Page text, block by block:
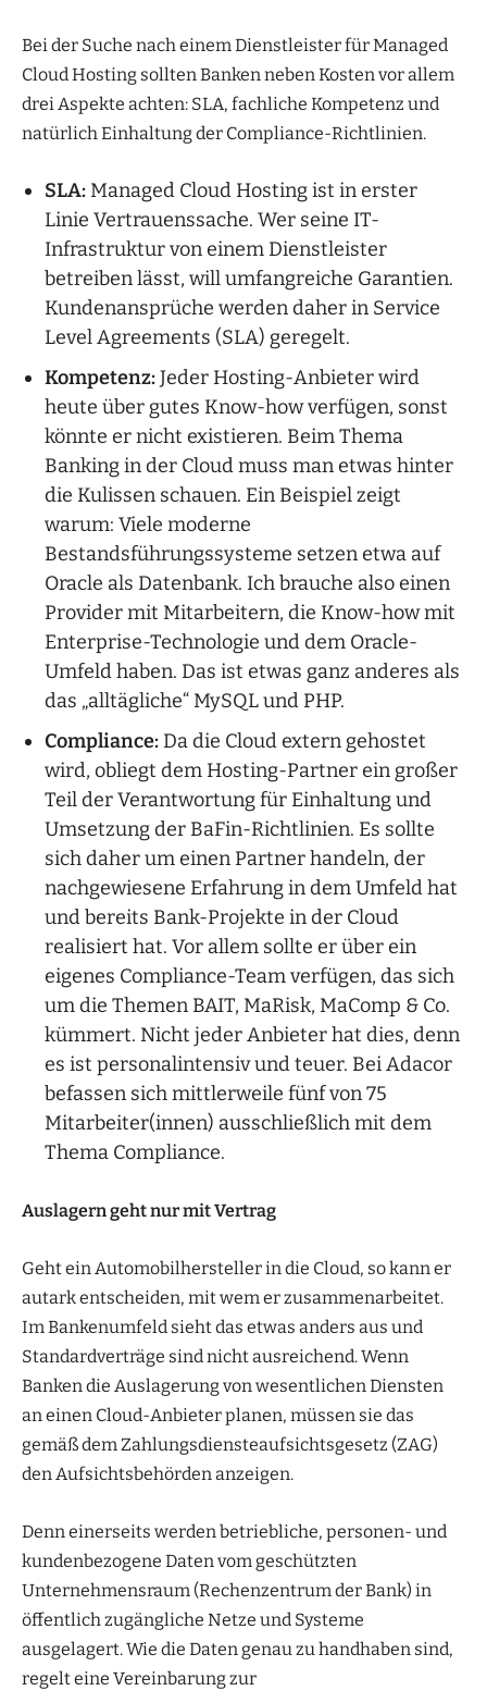
Bei der Suche nach einem Dienstleister für Managed
Cloud Hosting sollten Banken neben Kosten vor allem
drei Aspekte achten: SLA, fachliche Kompetenz und
natürlich Einhaltung der Compliance-Richtlinien.
SLA: Managed Cloud Hosting ist in erster
Linie Vertrauenssache. Wer seine IT-
Infrastruktur von einem Dienstleister
betreiben lässt, will umfangreiche Garantien.
Kundenansprüche werden daher in Service
Level Agreements (SLA) geregelt.
Kompetenz:Jeder Hosting-Anbieter wird
heute über gutes Know-how verfügen, sonst
könnte er nicht existieren. Beim Thema
Banking in der Cloud muss man etwas hinter
die Kulissen schauen. Ein Beispiel zeigt
warum: Viele moderne
Bestandsführungssysteme setzen etwa auf
Oracle als Datenbank. Ich brauche also einen
Provider mit Mitarbeitern, die Know-how mit
Enterprise-Technologie und dem Oracle-
Umfeld haben. Das ist etwas ganz anderes als
das „alltägliche“ MySQL und PHP.
Compliance: Da die Cloud extern gehostet
wird, obliegt dem Hosting-Partner ein großer
Teil der Verantwortung für Einhaltung und
Umsetzung der BaFin-Richtlinien. Es sollte
sich daher um einen Partner handeln, der
nachgewiesene Erfahrung in dem Umfeld hat
und bereits Bank-Projekte in der Cloud
realisiert hat. Vor allem sollte er über ein
eigenes Compliance-Team verfügen, das sich
um die Themen BAIT, MaRisk, MaComp & Co.
kümmert. Nicht jeder Anbieter hat dies, denn
es ist personalintensiv und teuer. Bei Adacor
befassen sich mittlerweile fünf von 75
Mitarbeiter(innen) ausschließlich mit dem
Thema Compliance.
Auslagern geht nur mit Vertrag
Geht ein Automobilhersteller in die Cloud, so kann er
autark entscheiden, mit wem er zusammenarbeitet.
Im Bankenumfeld sieht das etwas anders aus und
Standardverträge sind nicht ausreichend. Wenn
Banken die Auslagerung von wesentlichen Diensten
an einen Cloud-Anbieter planen, müssen sie das
gemäß dem Zahlungsdiensteaufsichtsgesetz (ZAG)
den Aufsichtsbehörden anzeigen.
Denn einerseits werden betriebliche, personen- und
kundenbezogene Daten vom geschützten
Unternehmensraum (Rechenzentrum der Bank) in
öffentlich zugängliche Netze und Systeme
ausgelagert. Wie die Daten genau zu handhaben sind,
regelt eine Vereinbarung zur